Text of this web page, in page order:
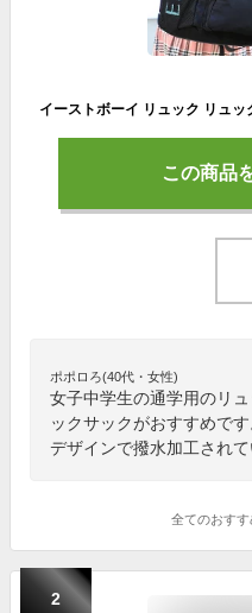
この商品
ポポロろ(40代・女性)
女子中学生の通学用のリ
ックサックがおすすめで
デザインで撥水加工されて
全てのおすす
2